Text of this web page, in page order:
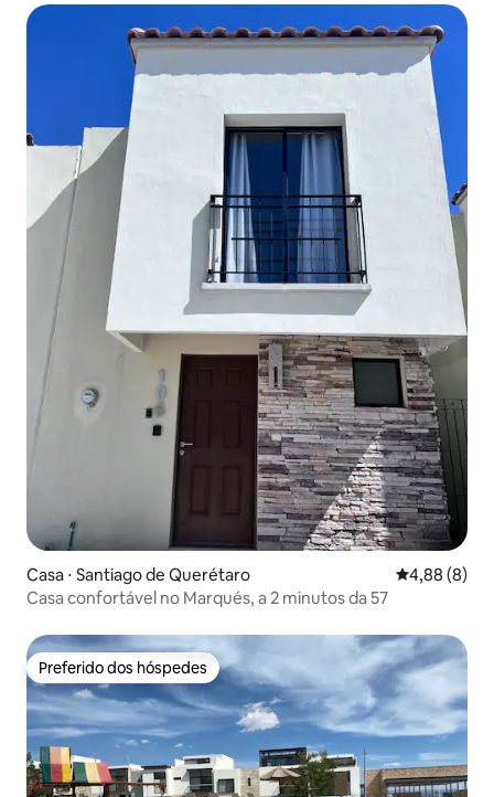
Casa ⋅ Santiago de Querétaro 4,88 de uma
4,88 (8)
Casa confortável no Marqués, a 2 minutos da 57
Preferido dos hóspedes
Preferido dos hóspedes